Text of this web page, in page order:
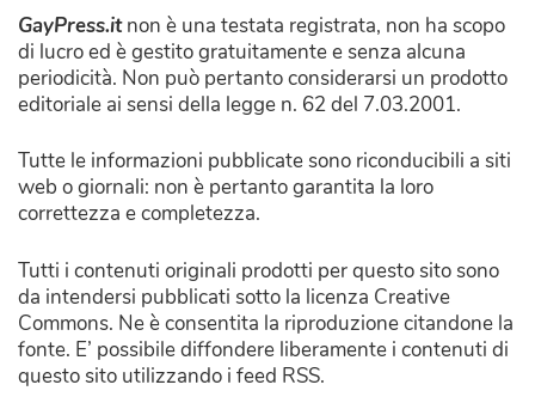
GayPress.itnon è una testata registrata, non ha scopo
di lucro ed è gestito gratuitamente e senza alcuna
periodicità. Non può pertanto considerarsi un prodotto
editoriale ai sensi della legge n. 62 del 7.03.2001.
Tutte le informazioni pubblicate sono riconducibili a siti
web o giornali: non è pertanto garantita la loro
correttezza e completezza.
Tutti i contenuti originali prodotti per questo sito sono
da intendersi pubblicati sotto la licenza Creative
Commons. Ne è consentita la riproduzione citandone la
fonte. E’ possibile diffondere liberamente i contenuti di
questo sito utilizzando i feed RSS.